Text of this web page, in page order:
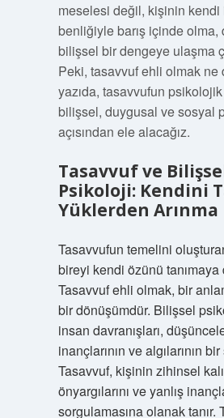
meselesi değil, kişinin kendi
benliğiyle barış içinde olma,
bilişsel bir dengeye ulaşma
Peki, tasavvuf ehli olmak ne
yazıda, tasavvufun psikolojik
bilişsel, duygusal ve sosyal
açısından ele alacağız.
Tasavvuf ve
Psikoloji: Kendini
Yüklerden Arınma
Tasavvufun temelini
bireyi kendi özünü tanımaya
Tasavvuf ehli olmak, bir
bir dönüşümdür. Bilişsel
insan davranışları,
inançlarının ve algılarının
Tasavvuf, kişinin zihinsel
önyargılarını ve yanlış
sorgulamasına olanak tanır.